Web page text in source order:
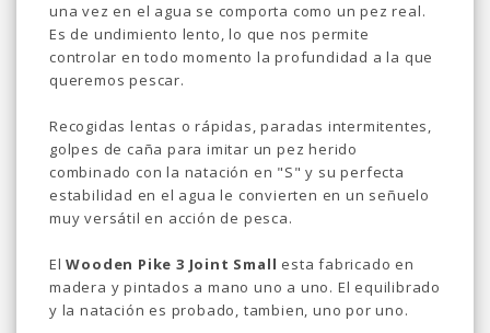
una vez en el agua se comporta como un pez real.
Es de undimiento lento, lo que nos permite
controlar en todo momento la profundidad a la que
queremos pescar.
Recogidas lentas o rápidas, paradas intermitentes,
golpes de caña para imitar un pez herido
combinado con la natación en "S" y su perfecta
estabilidad en el agua le convierten en un señuelo
muy versátil en acción de pesca.
ElWooden Pike 3 Joint Small esta fabricado en
madera y pintados a mano uno a uno. El equilibrado
y la natación es probado, tambien, uno por uno.